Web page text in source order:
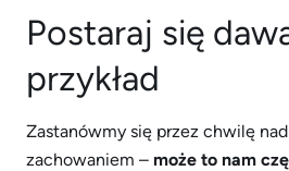
Postaraj się
przykład
Zastanówmy się przez chwilę nad
zachowaniem – może to nam